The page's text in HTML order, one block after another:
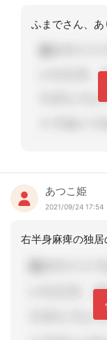
あつこ姫
2021/09/24 17:54